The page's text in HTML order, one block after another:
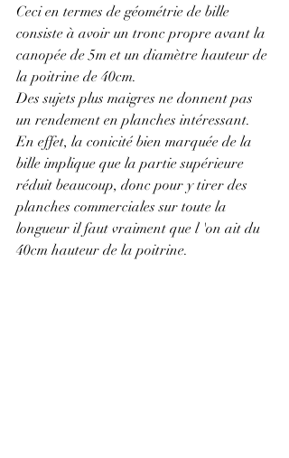
Ceci en termes de géométrie de bille
consiste à avoir un tronc propre avant la
canopée de 5m et un diamètre hauteur de
la poitrine de 40cm.
Des sujets plus maigres ne donnent pas
un rendement en planches intéressant.
En effet, la conicité bien marquée de la
bille implique que la partie supérieure
réduit beaucoup, donc pour y tirer des
planches commerciales sur toute la
longueur il faut vraiment que l 'on ait du
40cm hauteur de la poitrine.